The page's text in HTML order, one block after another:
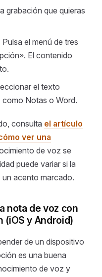
grabación que quieras
Pulsa el menú de tres
El contenido
el texto
Notas o Word.
consulta el artículo
ver una
de voz se
puede variar si la
acento marcado.
nota de voz con
(iOS y Android)
de un dispositivo
es una buena
de voz y